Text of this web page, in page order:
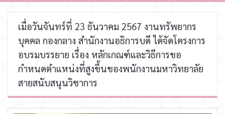
เมื่อวันจันทร์ที่ 23 ธันวาคม 2567 งานทรัพยากร
บุคคล กองกลาง สำนักงานอธิการบดี ได้จัดโครงการ
อบรมบรรยาย เรื่อง หลักเกณฑ์และวิธีการขอ
กำหนดตำแหน่งที่สูงขึ้นของพนักงานมหาวิทยาลัย
สายสนับสนุนวิชาการ